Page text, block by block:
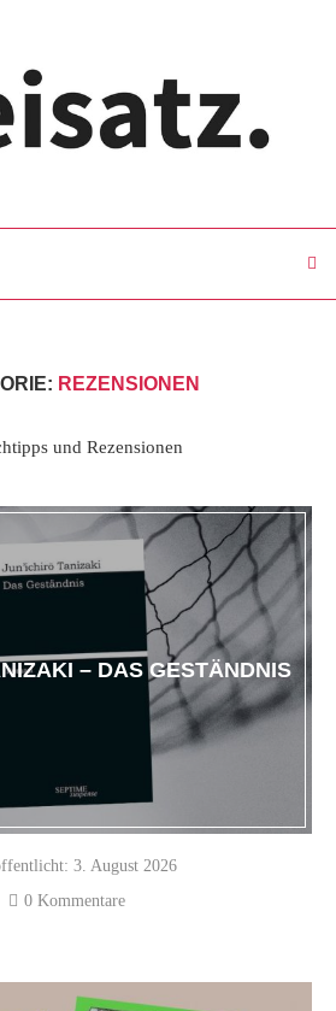
REZENSIONEN
und Rezensionen
– DAS GESTÄNDNIS
3. August 2026
0 Kommentare